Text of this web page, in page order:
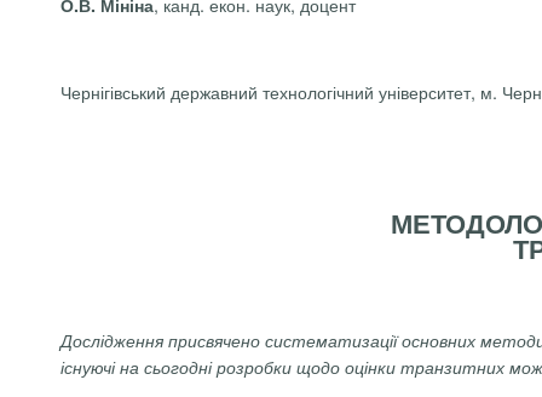
О.В. Мініна
Чернігівський державний технологічний університет, м.
Дослідження присвячено систематизації основних
існуючі на сьогодні розробки щодо оцінки транзитних